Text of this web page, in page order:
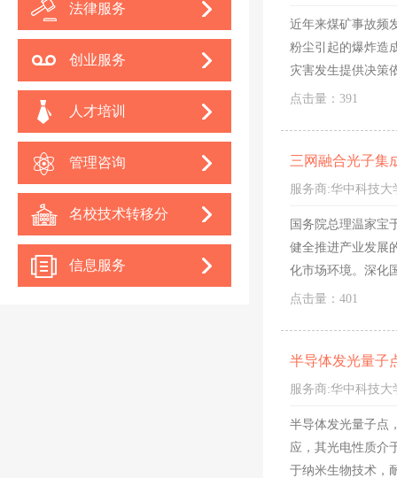
法律服务
创业服务
人才培训
管理咨询
名校技术转移分
中心
信息服务
近年来煤矿事故频
粉尘引起的爆炸造
灾害发生提供决策
般使用寿命在一年
点击量：391
三网融合光子集
服务商:华中科技大
国务院总理温家宝
健全推进产业发展
化市场环境。深化
点击量：401
半导体发光量子
服务商:华中科技大
半导体发光量子点
应，其光电性质介
于纳米生物技术，